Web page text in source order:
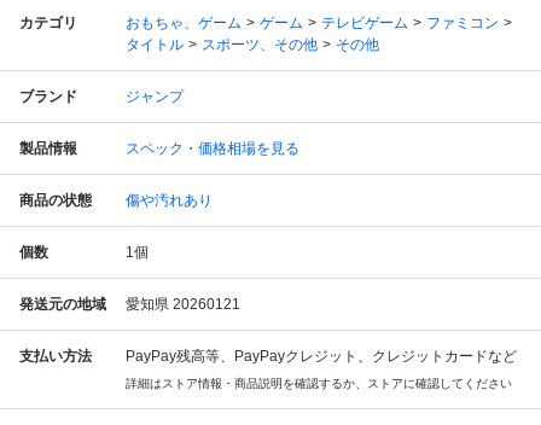
カテゴリ おもちゃ、ゲーム ゲーム テレビゲーム
ファミコン
タイトル
スポーツ、その他 その他
ブランド ジャンプ
製品情報 スペック・価格相場を見る
商品の状態 傷や汚れあり
個数 1個
発送元の地域 愛知県 20260121
支払い方法 PayPay残高等、PayPayクレジット、クレジットカードなど
詳細はストア情報・商品説明を確認するか、ストアに確認してください